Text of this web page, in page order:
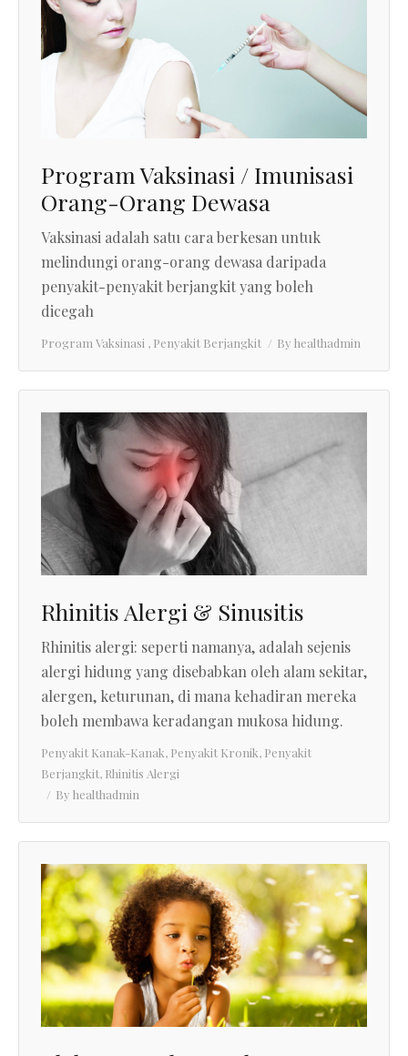
Program Vaksinasi / Imunisasi
Orang-Orang Dewasa
Vaksinasi adalah satu cara berkesan untuk
melindungi orang-orang dewasa daripada
penyakit-penyakit berjangkit yang boleh
dicegah
Program Vaksinasi , Penyakit Berjangkit By healthadmin
Rhinitis Alergi & Sinusitis
Rhinitis alergi: seperti namanya, adalah sejenis
alergi hidung yang disebabkan oleh alam sekitar,
alergen, keturunan, di mana kehadiran mereka
boleh membawa keradangan mukosa hidung.
Penyakit Kanak-Kanak, Penyakit Kronik, Penyakit
Berjangkit, Rhinitis Alergi
By healthadmin